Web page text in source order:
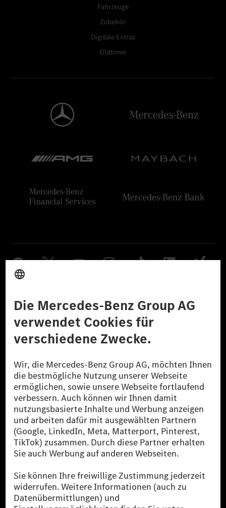
Fahrzeuge
Zubehör
Digitale Extras
Oldtimer
Datenschutz Lizenzhinweise Dritter Barrierefreiheit
© 2026 Mercedes-Benz Group AG. Alle Rechte vorbehalten.
[1] Bilanziell CO₂-neutral bedeutet, dass nicht vermiedene oder nicht
reduzierte CO₂-Emissionen bei der Mercedes-Benz Group durch
zertifizierte Ausgleichsprojekte kompensiert werden.
[2] Renewable Charging ist ein integraler Bestandteil von MB.CHARGE
Public in Europa, den USA, Kanada und China. Sofern an der jeweiligen
Ladestation noch kein Strom aus erneuerbaren Energien vorliegt,
verwendet Renewable Charging Grünstromzertifikate*. Diese stellen
sicher, dass für Ladevorgänge über MB.CHARGE Public eine äquivalente
Strommenge aus erneuerbaren Energien ins Stromnetz eingespeist wird.
als sechs Jahre sind.
* Inkl. EKOenergy Ökolabel
* Die angegebenen Werte wurden nach dem vorgeschriebenen
Messverfahren WLTP (Worldwide harmonised Light vehicles Test